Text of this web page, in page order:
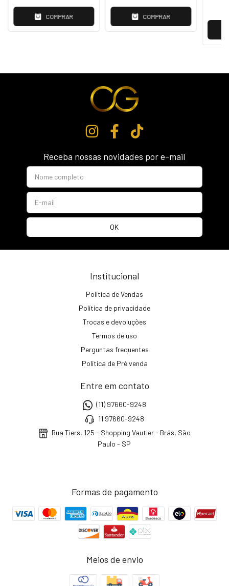
COMPRAR COMPRAR
Receba nossas novidades por e-mail
Institucional
Política de Vendas
Política de privacidade
Trocas e devoluções
Termos de uso
Perguntas frequentes
Política de Pré venda
Entre em contato
(11) 97660-9248
11 97660-9248
Rua Tiers, 125 - Shopping Vautier - Brás, São
Paulo - SP
Formas de pagamento
Meios de envio